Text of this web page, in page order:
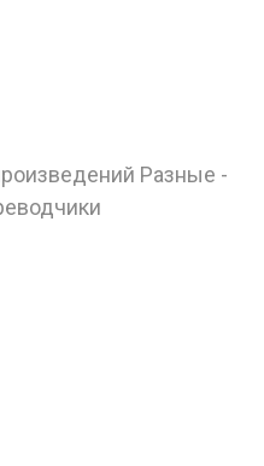
Разные -